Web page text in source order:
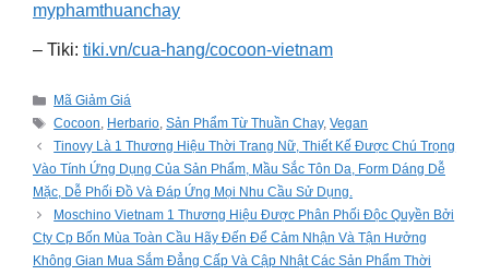
myphamthuanchay
– Tiki: tiki.vn/cua-hang/cocoon-vietnam
Categories
Mã Giảm Giá
Tags
Cocoon, Herbario,Sản Phẩm Từ Thuần Chay,Vegan
Tinovy Là 1 Thương Hiệu Thời Trang Nữ, Thiết Kế Được Chú Trọng
Vào Tính Ứng Dụng Của Sản Phẩm, Mầu Sắc Tôn Da, Form Dáng Dễ
Mặc, Dễ Phối Đồ Và Đáp Ứng Mọi Nhu Cầu Sử Dụng.
Moschino Vietnam 1 Thương Hiệu Được Phân Phối Độc Quyền Bởi
Cty Cp Bốn Mùa Toàn Cầu Hãy Đến Để Cảm Nhận Và Tận Hưởng
Không Gian Mua Sắm Đẳng Cấp Và Cập Nhật Các Sản Phẩm Thời